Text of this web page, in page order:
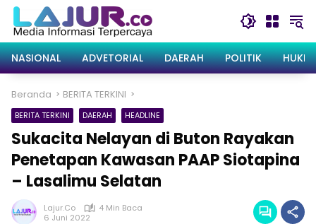
Langsung
konten
NASIONAL
ADVETORIAL DAERAH POLITIK
Beranda BERITA TERKINI
BERITA TERKINI DAERAH HEADLINE
Sukacita Nelayan di Buton Rayakan
Penetapan Kawasan PAAP Siotapina
– Lasalimu Selatan
Lajur.co
4 Min Baca
6 Juni 2022